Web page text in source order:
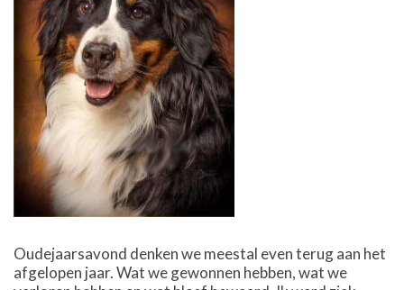
Oudejaarsavond denken we meestal even terug aan het
afgelopen jaar. Wat we gewonnen hebben, wat we